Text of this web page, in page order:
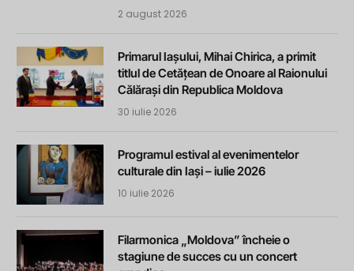
2 august 2026
Primarul Iașului, Mihai Chirica, a primit
titlul de Cetățean de Onoare al Raionului
Călărași din Republica Moldova
30 iulie 2026
Programul estival al evenimentelor
culturale din Iași – iulie 2026
10 iulie 2026
Filarmonica „Moldova” încheie o
stagiune de succes cu un concert